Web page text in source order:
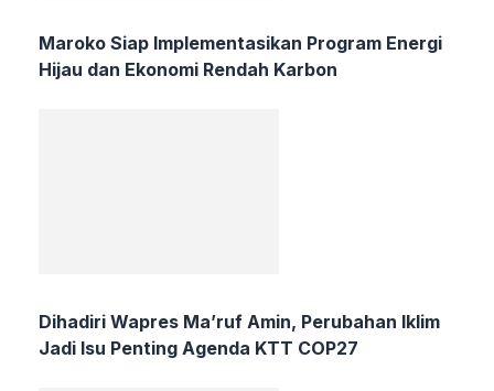
Maroko Siap Implementasikan Program Energi
Hijau dan Ekonomi Rendah Karbon
Dihadiri Wapres Ma’ruf Amin, Perubahan Iklim
Jadi Isu Penting Agenda KTT COP27